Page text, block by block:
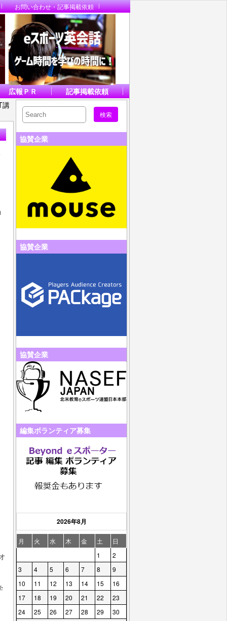
お問い合わせ・記事掲載依頼
広報ＰＲ
記事掲載依頼
講
協賛企業
協賛企業
協賛企業
編集ボランティア募集
2026年8月
月 火 水 木 金 土
日
1
2
3
4 5 6 7 8
9
10
11 12 13 14 15
16
17
18 19 20 21 22
23
24
25 26 27 28 29
30